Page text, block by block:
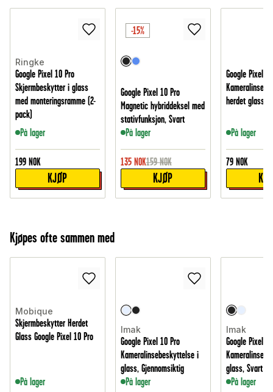
Ringke
Google Pixel 10 Pro
Skjermbeskytter i glass
med monteringsramme (2-
pack)
På lager
199 NOK
KJØP
-15%
Google Pixel 10 Pro
Magnetic hybriddeksel med
stativfunksjon, Svart
På lager
135 NOK159 NOK
KJØP
Google Pixel
herdet glass
På lager
79 NOK
Kjøpes ofte sammen med
Mobique
Skjermbeskytter Herdet
Glass Google Pixel 10 Pro
På lager
Imak
Google Pixel 10 Pro
Kameralinsebeskyttelse i
glass, Gjennomsiktig
På lager
Imak
Google Pixel
glass, Svart
På lager